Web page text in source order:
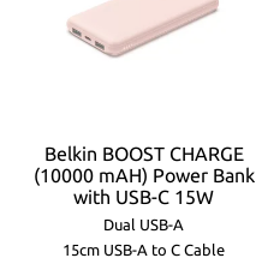
Belkin BOOST CHARGE
(10000 mAH) Power Bank
with USB-C 15W
Dual USB-A
15cm USB-A to C Cable